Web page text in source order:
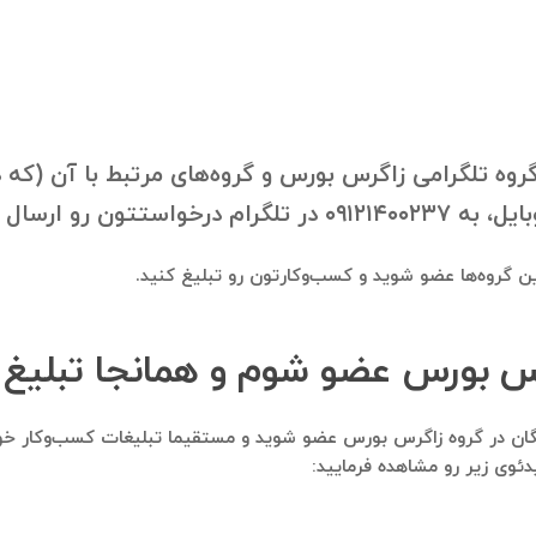
تلگرامی زاگرس بورس و گروه‌های مرتبط با آن
ارسال فرمایید.
گروه‌ها عضو شوید و کسب‌وکارتون رو تبلیغ کنید.
بورس عضو شوم و همانجا
رایگان در گروه زاگرس بورس عضو شوید و مستقیما تبلیغات
زیر رو مشاهده فرمایید: